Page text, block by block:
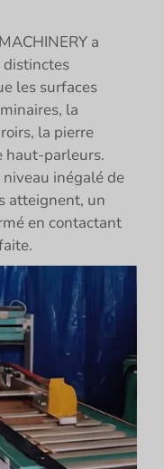
a
distinctes
les surfaces
la
la pierre
haut-parleurs.
inégalé de
atteignent, un
en contactant